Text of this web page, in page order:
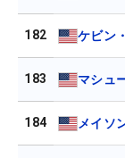
182 ケビン
183 マシュ
184 メイソ